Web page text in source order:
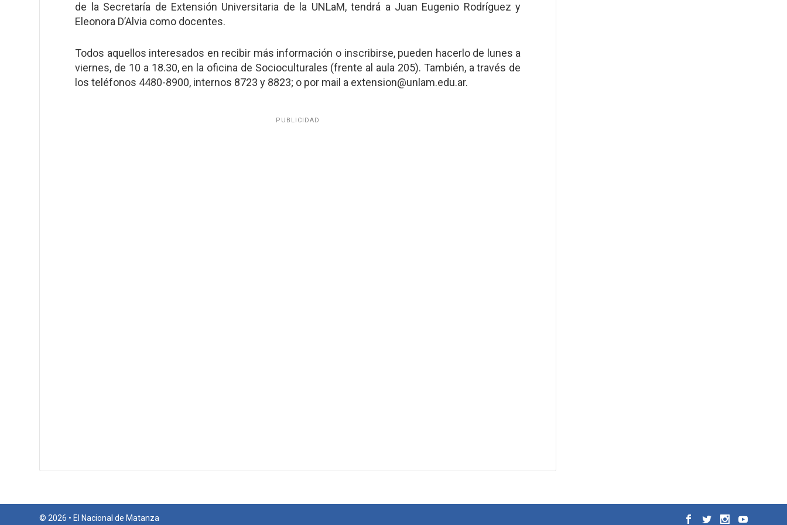
de la Secretaría de Extensión Universitaria de la UNLaM, tendrá a Juan Eugenio Rodríguez y
Eleonora D’Alvia como docentes.
Todos aquellos interesados en recibir más información o inscribirse, pueden hacerlo de lunes a
viernes, de 10 a 18.30, en la oficina de Socioculturales (frente al aula 205). También, a través de
los teléfonos 4480-8900, internos 8723 y 8823; o por mail a extension@unlam.edu.ar.
PUBLICIDAD
© 2026 • El Nacional de Matanza